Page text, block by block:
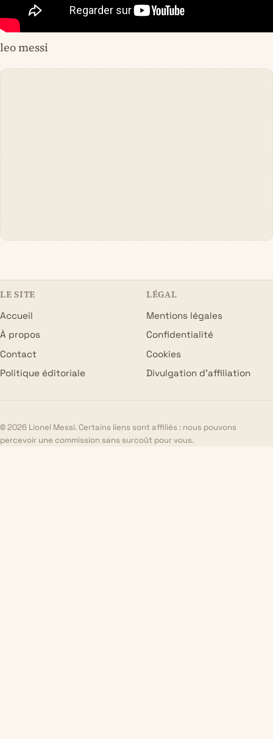
leo messi
LE SITE
Accueil
À propos
Contact
Politique éditoriale
LÉGAL
Mentions légales
Confidentialité
Cookies
Divulgation d’affiliation
© 2026 Lionel Messi. Certains liens sont affiliés : nous pouvons
percevoir une commission sans surcoût pour vous.